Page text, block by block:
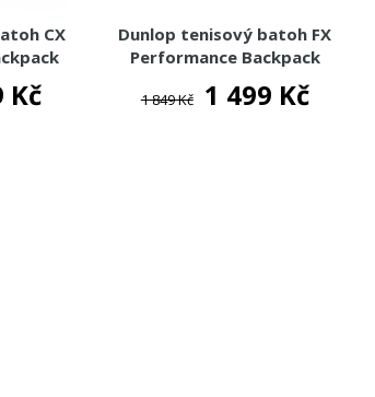
CX
Kč
Dunlop tenisový batoh FX
Performance Backpack
1 849 Kč 1 499 Kč